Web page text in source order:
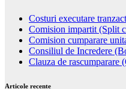
Costuri executare
Comision impartit (Split
Comision cumparare
Consiliul de Incredere
Clauza de rascumparare
Articole recente